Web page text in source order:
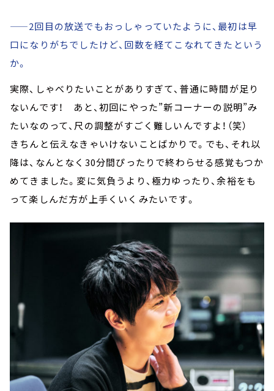
——2回目の放送でもおっしゃっていたように、最初は早
口になりがちでしたけど、回数を経てこなれてきたという
か。
実際、しゃべりたいことがありすぎて、普通に時間が足り
ないんです！ あと、初回にやった”新コーナーの説明”み
たいなのって、尺の調整がすごく難しいんですよ！（笑）
きちんと伝えなきゃいけないことばかりで。でも、それ以
降は、なんとなく30分間ぴったりで終わらせる感覚もつか
めてきました。変に気負うより、極力ゆったり、余裕をも
って楽しんだ方が上手くいくみたいです。